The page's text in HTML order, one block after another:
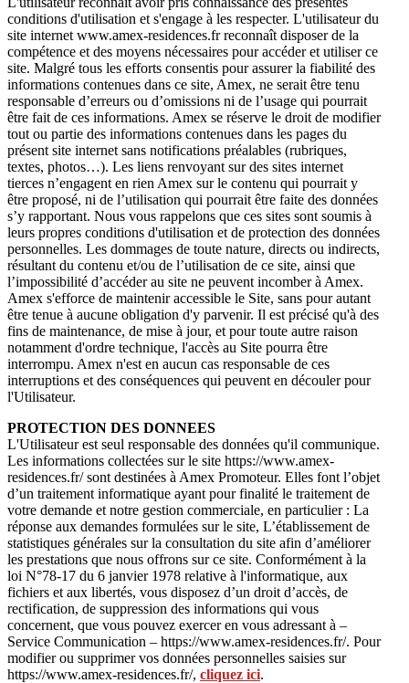
conditions d'utilisation et s'engage à les respecter. L'utilisateur du
site internet www.amex-residences.fr reconnaît disposer de la
compétence et des moyens nécessaires pour accéder et utiliser ce
site. Malgré tous les efforts consentis pour assurer la fiabilité des
informations contenues dans ce site, Amex, ne serait être tenu
responsable d’erreurs ou d’omissions ni de l’usage qui pourrait
être fait de ces informations. Amex se réserve le droit de modifier
tout ou partie des informations contenues dans les pages du
présent site internet sans notifications préalables (rubriques,
textes, photos…). Les liens renvoyant sur des sites internet
tierces n’engagent en rien Amex sur le contenu qui pourrait y
être proposé, ni de l’utilisation qui pourrait être faite des données
s’y rapportant. Nous vous rappelons que ces sites sont soumis à
leurs propres conditions d'utilisation et de protection des données
personnelles. Les dommages de toute nature, directs ou indirects,
résultant du contenu et/ou de l’utilisation de ce site, ainsi que
l’impossibilité d’accéder au site ne peuvent incomber à Amex.
Amex s'efforce de maintenir accessible le Site, sans pour autant
être tenue à aucune obligation d'y parvenir. Il est précisé qu'à des
fins de maintenance, de mise à jour, et pour toute autre raison
notamment d'ordre technique, l'accès au Site pourra être
interrompu. Amex n'est en aucun cas responsable de ces
interruptions et des conséquences qui peuvent en découler pour
l'Utilisateur.
PROTECTION DES DONNEES
L'Utilisateur est seul responsable des données qu'il communique.
Les informations collectées sur le site https://www.amex-
residences.fr/ sont destinées à Amex Promoteur. Elles font l’objet
d’un traitement informatique ayant pour finalité le traitement de
votre demande et notre gestion commerciale, en particulier : La
réponse aux demandes formulées sur le site, L’établissement de
statistiques générales sur la consultation du site afin d’améliorer
les prestations que nous offrons sur ce site. Conformément à la
loi N°78-17 du 6 janvier 1978 relative à l'informatique, aux
fichiers et aux libertés, vous disposez d’un droit d’accès, de
rectification, de suppression des informations qui vous
concernent, que vous pouvez exercer en vous adressant à –
Service Communication – https://www.amex-residences.fr/. Pour
modifier ou supprimer vos données personnelles saisies sur
https://www.amex-residences.fr/, cliquez ici.